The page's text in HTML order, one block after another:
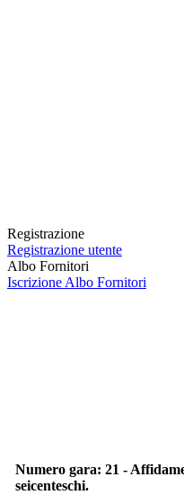
Registrazione
Registrazione utente
Albo Fornitori
Iscrizione Albo Fornitori
Numero gara: 21 -
seicenteschi.